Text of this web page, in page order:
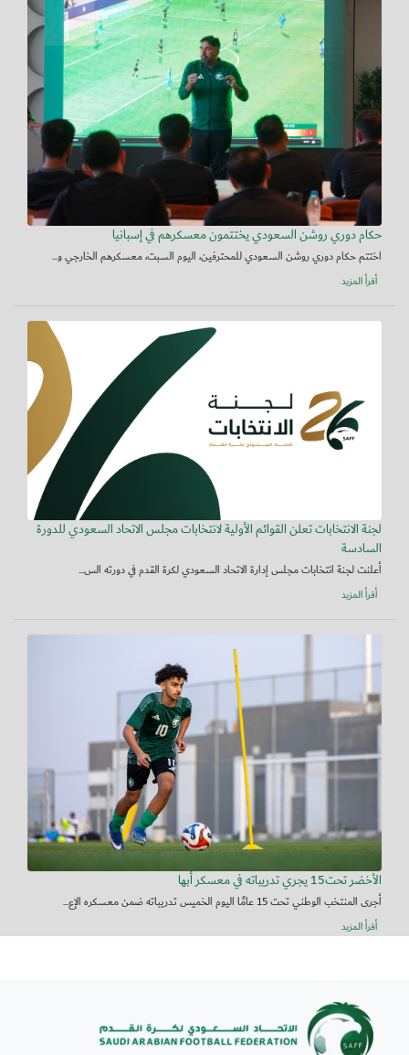
حكام دوري روشن السعودي يختتمون معسكرهم في إسبانيا
اختتم حكام دوري روشن السعودي للمحترفين، اليوم السبت، معسكرهم الخارجي و...
أقرأ المزيد
لجنة الانتخابات تعلن القوائم الأولية لانتخابات مجلس الاتحاد السعودي للدورة
السادسة
أعلنت لجنة انتخابات مجلس إدارة الاتحاد السعودي لكرة القدم في دورته الس...
أقرأ المزيد
الأخضر تحت15 يجري تدريباته في معسكر أبها
أجرى المنتخب الوطني تحت 15 عامًا اليوم الخميس تدريباته ضمن معسكره الإع...
أقرأ المزيد